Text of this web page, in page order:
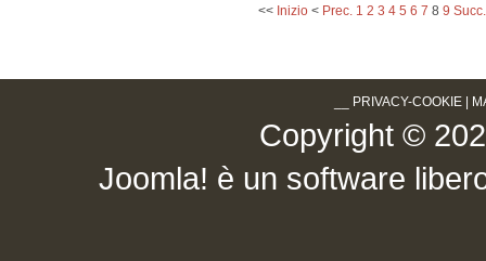
<< Inizio < Prec. 1 2 3 4 5 6 7 8 9 Succ.
PRIVACY-COOKIE
Copyright ©
Joomla! è un software